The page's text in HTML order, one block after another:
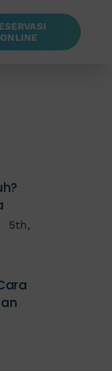
ONLINE
5th,